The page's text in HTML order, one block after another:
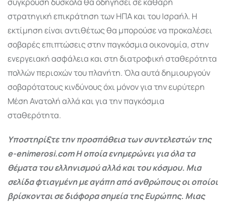
στρατηγική επικράτηση των ΗΠΑ και του Ισραήλ. Η
εκτίμηση είναι αντιθέτως θα μπορούσε να προκαλέσει
σοβαρές επιπτώσεις στην παγκόσμια οικονομία, στην
ενεργειακή ασφάλεια και στη διατροφική σταθερότητα
πολλών περιοχών του πλανήτη. Όλα αυτά δημιουργούν
σοβαρότατους κινδύνους όχι μόνον για την ευρύτερη
Μέση Ανατολή αλλά και για την παγκόσμια
σταθερότητα.
Υποστηρίξτε την προσπάθεια των συντελεστών της
e-enimerosi.com Η οποία ενημερώνει για όλα τα
θέματα του ελληνισμού αλλά και του κόσμου. Μια
σελίδα φτιαγμένη με αγάπη από ανθρώπους οι οποίοι
βρίσκονται σε διάφορα σημεία της Ευρώπης. Μιας